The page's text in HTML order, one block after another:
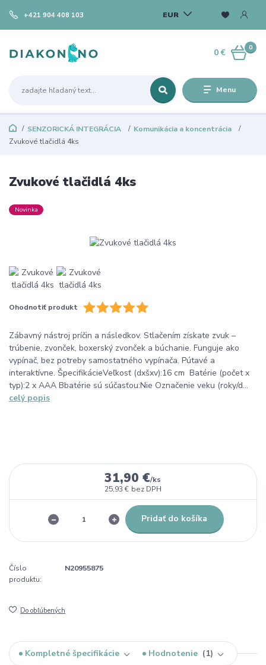
Menu
EUR
+421 904 408 103
0
0 €
SENZORICKÁ INTEGRÁCIA
Komunikácia a koncentrácia
Zvukové tlačidlá 4ks
Zvukové tlačidlá 4ks
Novinka
Ohodnotiť produkt
Zábavný nástroj príčin a následkov. Stlačením získate zvuk –
trúbenie, zvonček, boxerský zvonček a búchanie. Funguje ako
vypínač, bez potreby samostatného vypínača. Pútavé a
interaktívne. ŠpecifikácieVeľkosť (dxšxv):16 cm Batérie (počet x
typ):2 x AAA Bbatérie sú súčasťou:Nie Označenie veku (roky/d...
celý popis
31,90 €/ks
25,93 € bez DPH
Pridať do košíka
Číslo
produktu:
N20955875
Do obľúbených
Kompletné špecifikácie Hodnotenie 1